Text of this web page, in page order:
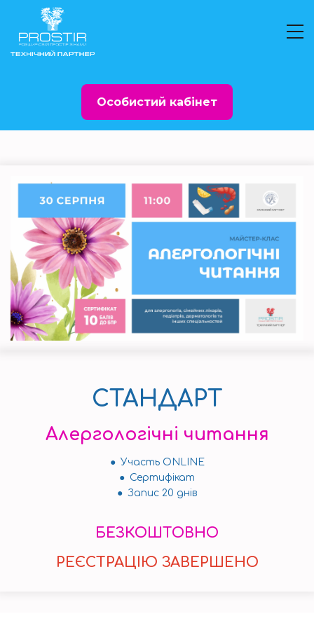
Особистий кабінет
СТАНДАРТ
Алергологічні читання
● Участь ONLINE
● Сертифікат
● Запис 20 днів
БЕЗКОШТОВНО
РЕЄСТРАЦІЮ ЗАВЕРШЕНО